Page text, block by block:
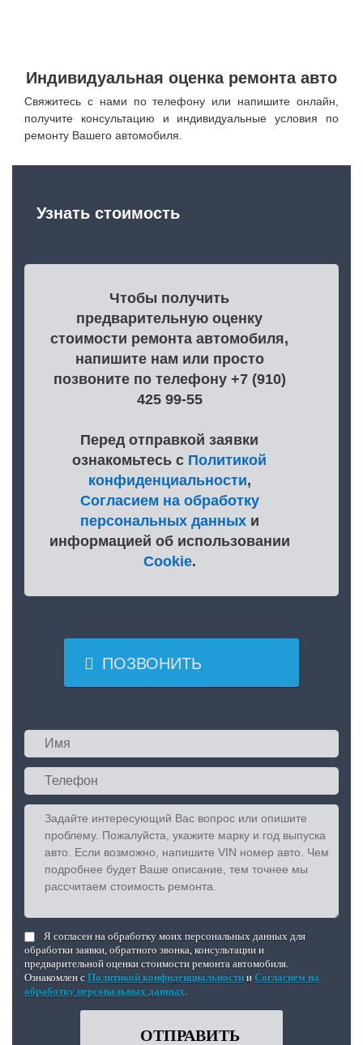
Индивидуальная оценка ремонта авто
Свяжитесь с нами по телефону или напишите онлайн,
получите консультацию и индивидуальные условия по
ремонту Вашего автомобиля.
Узнать стоимость
Чтобы получить
предварительную оценку
стоимости ремонта автомобиля,
напишите нам или просто
позвоните по телефону +7 (910)
425 99-55
Перед отправкой заявки
ознакомьтесь с Политикой
конфиденциальности,
Согласием на обработку
персональных данныхи
информацией об использовании
Cookie.
 ПОЗВОНИТЬ
Я согласен на обработку моих персональных данных для
обработки заявки, обратного звонка, консультации и
предварительной оценки стоимости ремонта автомобиля.
Ознакомлен с Политикой конфиденциальности и Согласием на
обработку персональных данных.
ОТПРАВИТЬ